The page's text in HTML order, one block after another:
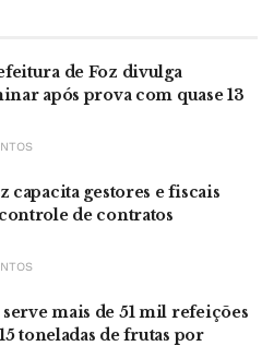
de Foz divulga
após prova com quase 13
capacita gestores e fiscais
de contratos
mais de 51 mil refeições
toneladas de frutas por